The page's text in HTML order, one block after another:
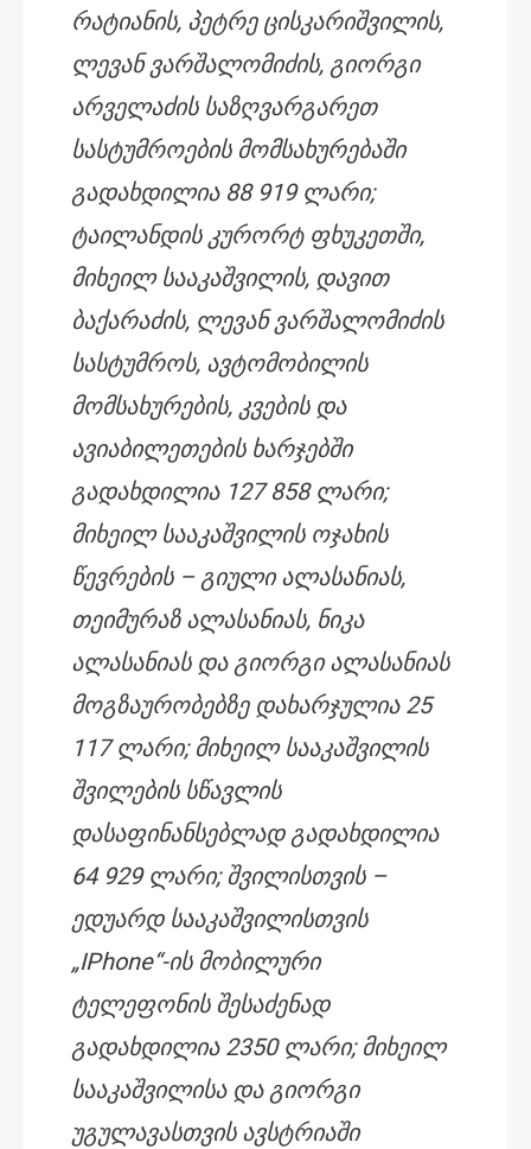
რატიანის, პეტრე ცისკარიშვილის,
ლევან ვარშალომიძის, გიორგი
არველაძის საზღვარგარეთ
სასტუმროების მომსახურებაში
გადახდილია 88 919 ლარი;
ტაილანდის კურორტ ფხუკეთში,
მიხეილ სააკაშვილის, დავით
ბაქარაძის, ლევან ვარშალომიძის
სასტუმროს, ავტომობილის
მომსახურების, კვების და
ავიაბილეთების ხარჯებში
გადახდილია 127 858 ლარი;
მიხეილ სააკაშვილის ოჯახის
წევრების – გიული ალასანიას,
თეიმურაზ ალასანიას, ნიკა
ალასანიას და გიორგი ალასანიას
მოგზაურობებზე დახარჯულია 25
117 ლარი; მიხეილ სააკაშვილის
შვილების სწავლის
დასაფინანსებლად გადახდილია
64 929 ლარი; შვილისთვის –
ედუარდ სააკაშვილისთვის
„IPhone“-ის მობილური
ტელეფონის შესაძენად
გადახდილია 2350 ლარი; მიხეილ
სააკაშვილისა და გიორგი
უგულავასთვის ავსტრიაში